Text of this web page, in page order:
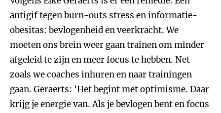
antigif tegen burn-outs stress en informatie-
obesitas: bevlogenheid en veerkracht. We
moeten ons brein weer gaan trainen om minder
afgeleid te zijn en meer focus te hebben. Net
zoals we coaches inhuren en naar trainingen
gaan. Geraerts: ‘Het begint met optimisme. Daar
krijg je energie van. Als je bevlogen bent en focus